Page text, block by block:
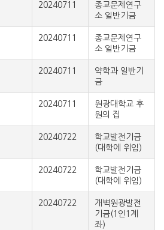
20240711
종교문제연구
소 일반기금
20240711
종교문제연구
소 일반기금
20240711
약학과 일반기
금
20240711
원광대학교 후
원의 집
20240722
학교발전기금
(대학에 위임)
20240722
학교발전기금
(대학에 위임)
20240722
개벽원광발전
기금(1인1계
좌)